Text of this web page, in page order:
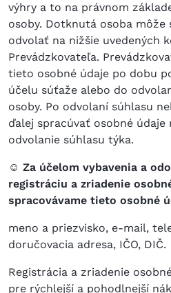
výhry a to na právnom
osoby. Dotknutá osoba môže
odvolať na nižšie uvedených
Prevádzkovateľa.
tieto osobné údaje po dobu
účelu súťaže alebo do
osoby. Po odvolaní súhlasu
ďalej spracúvať osobné
odvolanie súhlasu týka.
☺ Za účelom vybavenia a
registráciu a zriadenie
spracovávame tieto osobné
meno a priezvisko, e-mail,
doručovacia adresa, IČO, DIČ.
Registrácia a zriadenie
pre rýchlejší a pohodlnejší